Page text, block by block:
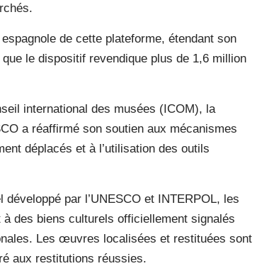
de cette plateforme, étendant son
le dispositif revendique plus de 1,6 million
international des musées (ICOM), la
a réaffirmé son soutien aux mécanismes
déplacés et à l’utilisation des outils
par l’UNESCO et INTERPOL, les
des biens culturels officiellement signalés
Les œuvres localisées et restituées sont
aux restitutions réussies.